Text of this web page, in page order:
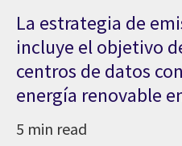
La estrategia de
incluye el objetivo
centros de datos
energía renovable
5 min read